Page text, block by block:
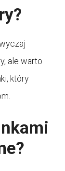
ale warto
który